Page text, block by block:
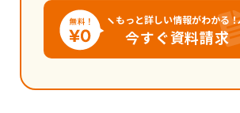
もっと詳しい情報がわかる！
今すぐ資料請求